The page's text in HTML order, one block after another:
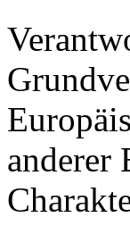
anderer